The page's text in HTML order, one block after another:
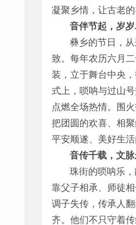
凝聚乡情，让古老
音伴节起，岁
彝乡的节日，
致。每年农历六月
装，立于舞台中央
式上，唢呐与过山
点燃全场热情。围
把团圆的欢喜、相
平安顺遂、美好生
音传千载，文
珠街的唢呐乐
靠父子相承、师徒
调子失传，传承人
齐。他们不只守着